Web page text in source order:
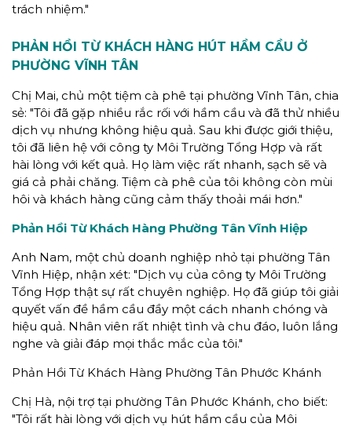
trách nhiệm."
PHẢN HỒI TỪ KHÁCH HÀNG HÚT HẦM CẦU Ở
PHƯỜNG VĨNH TÂN
Chị Mai, chủ một tiệm cà phê tại phường Vĩnh Tân, chia
sẻ: "Tôi đã gặp nhiều rắc rối với hầm cầu và đã thử nhiều
dịch vụ nhưng không hiệu quả. Sau khi được giới thiệu,
tôi đã liên hệ với công ty Môi Trường Tổng Hợp và rất
hài lòng với kết quả. Họ làm việc rất nhanh, sạch sẽ và
giá cả phải chăng. Tiệm cà phê của tôi không còn mùi
hôi và khách hàng cũng cảm thấy thoải mái hơn."
Phản Hồi Từ Khách Hàng Phường Tân Vĩnh Hiệp
Anh Nam, một chủ doanh nghiệp nhỏ tại phường Tân
Vĩnh Hiệp, nhận xét: "Dịch vụ của công ty Môi Trường
Tổng Hợp thật sự rất chuyên nghiệp. Họ đã giúp tôi giải
quyết vấn đề hầm cầu đầy một cách nhanh chóng và
hiệu quả. Nhân viên rất nhiệt tình và chu đáo, luôn lắng
nghe và giải đáp mọi thắc mắc của tôi."
Phản Hồi Từ Khách Hàng Phường Tân Phước Khánh
Chị Hà, nội trợ tại phường Tân Phước Khánh, cho biết:
"Tôi rất hài lòng với dịch vụ hút hầm cầu của Môi